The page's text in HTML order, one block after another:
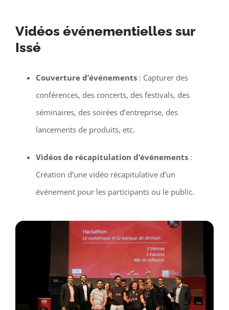
Vidéos événementielles sur
Issé
Couverture d’événements: Capturer des
conférences, des concerts, des festivals, des
séminaires, des soirées d’entreprise, des
lancements de produits, etc.
Vidéos de récapitulation d’événements:
Création d’une vidéo récapitulative d’un
événement pour les participants ou le public.